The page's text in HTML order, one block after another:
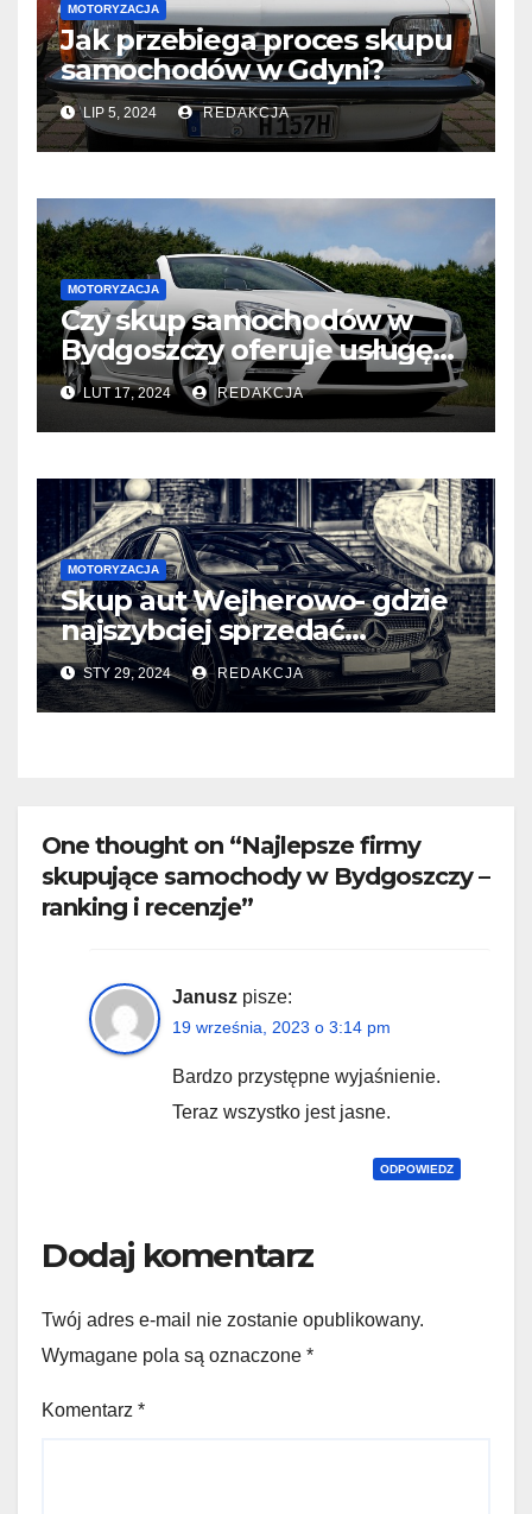
MOTORYZACJA
Jak przebiega proces skupu
samochodów w Gdyni?
LIP 5, 2024 REDAKCJA
MOTORYZACJA
Czy skup samochodów w
Bydgoszczy oferuje usługę
odbioru pojazdów?
LUT 17, 2024 REDAKCJA
MOTORYZACJA
Skup aut Wejherowo- gdzie
najszybciej sprzedać
samochodów?
STY 29, 2024 REDAKCJA
One thought on “Najlepsze firmy
skupujące samochody w Bydgoszczy –
ranking i recenzje”
Janusz pisze:
19 września, 2023 o 3:14 pm
Bardzo przystępne wyjaśnienie.
Teraz wszystko jest jasne.
ODPOWIEDZ
Dodaj komentarz
Twój adres e-mail nie zostanie opublikowany.
Wymagane pola są oznaczone *
Komentarz *